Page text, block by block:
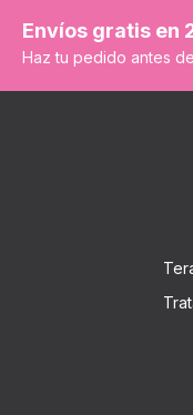
Envíos gratis en
Haz tu pedido antes